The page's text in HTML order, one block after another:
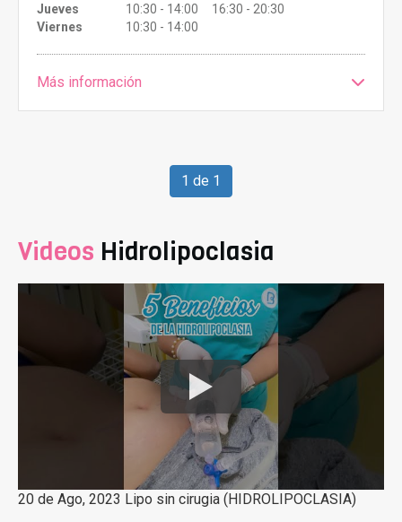
Jueves
10:30 - 14:00 16:30 - 20:30
Viernes
10:30 - 14:00
Más información
1 de 1
Videos Hidrolipoclasia
20 de Ago, 2023 Lipo sin cirugia (HIDROLIPOCLASIA)